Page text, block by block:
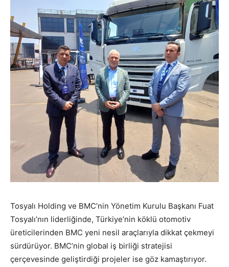
Tosyalı Holding ve BMC’nin Yönetim Kurulu Başkanı Fuat
Tosyalı’nın liderliğinde, Türkiye’nin köklü otomotiv
üreticilerinden BMC yeni nesil araçlarıyla dikkat çekmeyi
sürdürüyor. BMC’nin global iş birliği stratejisi
çerçevesinde geliştirdiği projeler ise göz kamaştırıyor.